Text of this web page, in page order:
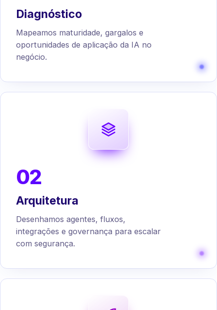
Diagnóstico
Mapeamos maturidade, gargalos e
oportunidades de aplicação da IA no
negócio.
02
Arquitetura
Desenhamos agentes, fluxos,
integrações e governança para escalar
com segurança.